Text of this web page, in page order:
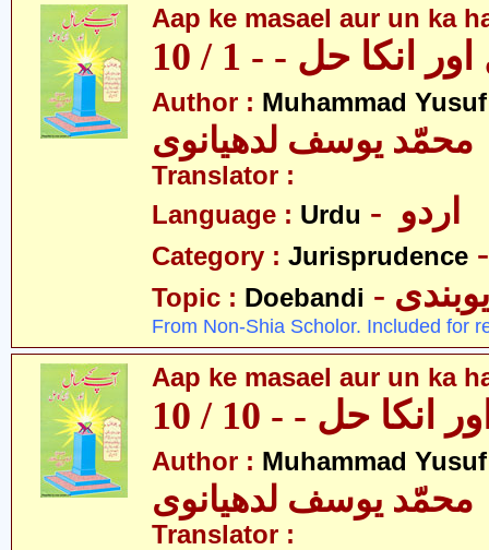
Aap ke masael aur un ka
انکا حل - - 1 / 10
Author : Muhammad
محمّد یوسف لدھیانوی
Translator :
Language : Urdu
Category : Jurisprudence
Topic : Doebandi
From Non-Shia Scholor. Included for
Aap ke masael aur un ka
حل - - 10 / 10
Author : Muhammad
محمّد یوسف لدھیانوی
Translator :